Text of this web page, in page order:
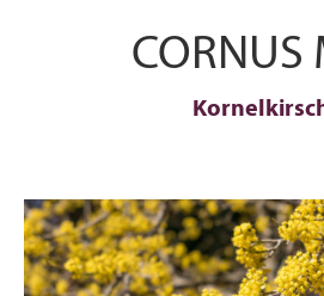
CORNUS